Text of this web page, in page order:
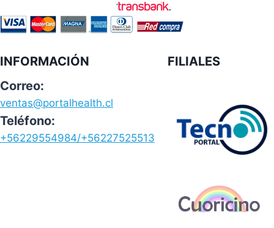
INFORMACIÓN
Correo:
ventas@portalhealth.cl
Teléfono:
+56229554984/+56227525513
FILIALES